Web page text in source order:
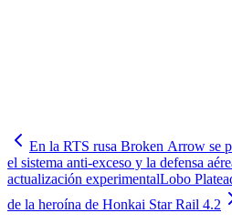
En la RTS rusa Broken Arrow se
el sistema anti-exceso y la defensa
actualización experimentalLobo
de la heroína de Honkai Star Rail 4.2